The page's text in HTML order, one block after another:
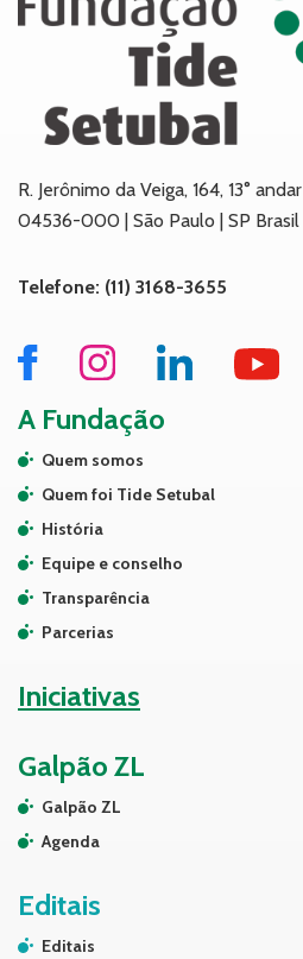
R. Jerônimo da Veiga, 164, 13° andar
04536-000 | São Paulo | SP Brasil
Telefone: (11) 3168-3655
A Fundação
Quem somos
Quem foi Tide Setubal
História
Equipe e conselho
Transparência
Parcerias
Iniciativas
Galpão ZL
Galpão ZL
Agenda
Editais
Editais